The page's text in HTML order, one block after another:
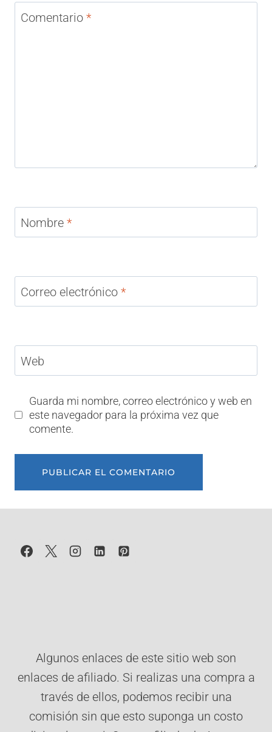
Comentario *
Nombre *
Correo electrónico *
Web
Guarda mi nombre, correo electrónico y web en
este navegador para la próxima vez que
comente.
Algunos enlaces de este sitio web son
enlaces de afiliado. Si realizas una compra a
través de ellos, podemos recibir una
comisión sin que esto suponga un costo